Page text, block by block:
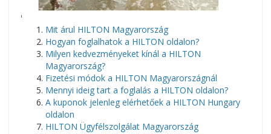
Mit árul HILTON Magyarország
Hogyan foglalhatok a HILTON oldalon?
Milyen kedvezményeket kínál a HILTON
Magyarország?
Fizetési módok a HILTON Magyarországnál
Mennyi ideig tart a foglalás a HILTON oldalon?
A kuponok jelenleg elérhetőek a HILTON Hungary
oldalon
HILTON Ügyfélszolgálat Magyarország